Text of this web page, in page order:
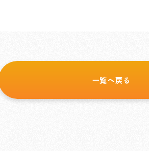
一覧へ戻る